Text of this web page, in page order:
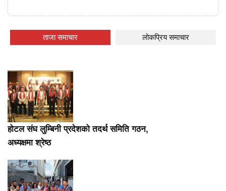
ताजा समाचार लोकप्रिय समाचार
होटल संघ लुम्बिनी प्रदेशको तदर्थ समिति गठन,
अध्यक्षमा श्रेष्ठ